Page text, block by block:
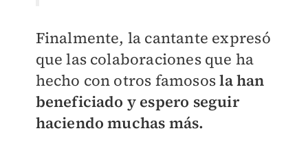
Finalmente, la cantante expresó
que las colaboraciones que ha
hecho con otros famososla han
beneficiado y espero seguir
haciendo muchas más.